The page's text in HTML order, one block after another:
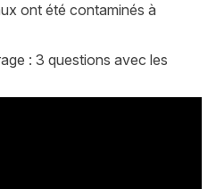
ont été contaminés à
: 3 questions avec les